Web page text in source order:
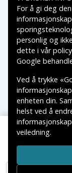
OnePlus Nord
Gjennomsiktig
VAREMERKER
For å gi deg
personlig og
dette i vår
Google
Ved å trykke
enheten din.
helst ved å
veiledning.